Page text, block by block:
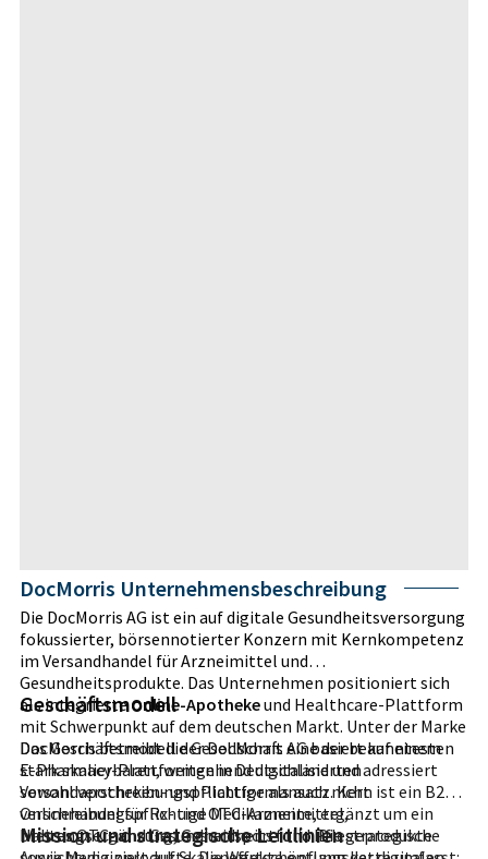
DocMorris Unternehmensbeschreibung
Die DocMorris AG ist ein auf digitale Gesundheitsversorgung
fokussierter, börsennotierter Konzern mit Kernkompetenz
im Versandhandel für Arzneimittel und
Gesundheitsprodukte. Das Unternehmen positioniert sich
als integrierteOnline-Apothekeund Healthcare-Plattform
mit Schwerpunkt auf dem deutschen Markt. Unter der Marke
DocMorris betreibt die Gesellschaft eine der bekanntesten
E-Pharmacy-Plattformen in Deutschland und adressiert
sowohl verschreibungspflichtige als auch nicht
verschreibungspflichtige Medikamente, ergänzt um ein
breites OTC- und Gesundheitsportfolio. Die strategische
Geschäftsmodell
Das Geschäftsmodell der DocMorris AG basiert auf einem
stark skalierbaren, weitgehend digitalisierten
Versandapotheken- und Plattformansatz. Kern ist ein B2C-
Onlinehandel für Rx- und OTC-Arzneimittel,
Nahrungsergänzung, Gesundheits- und Pflegeprodukte
Mission und strategische Leitlinien